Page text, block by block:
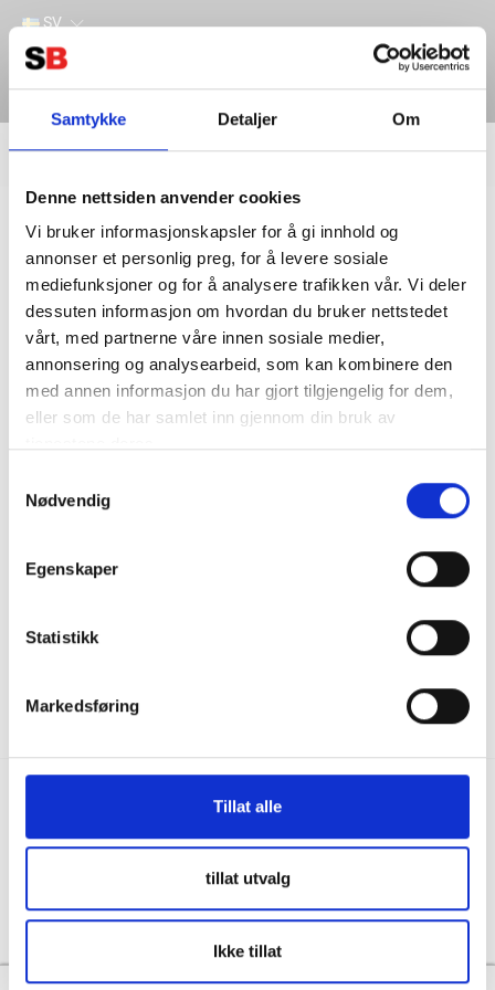
Samtykke Detaljer Om
Denne nettsiden anvender cookies
Vi bruker informasjonskapsler for å gi innhold og
annonser et personlig preg, for å levere sosiale
mediefunksjoner og for å analysere trafikken vår. Vi deler
dessuten informasjon om hvordan du bruker nettstedet
vårt, med partnerne våre innen sosiale medier,
annonsering og analysearbeid, som kan kombinere den
med annen informasjon du har gjort tilgjengelig for dem,
eller som de har samlet inn gjennom din bruk av
Nødvendig
Egenskaper
Statistikk
Markedsføring
Tillat alle
tillat utvalg
Ikke tillat
SV
Filter Lager
036122078
Sweden
info@skanbatt.se
Information för återförsäljare
Hållbarhet och samhällsansvar
Försäljnings- och leveransvillkor
Copyright © Skandinavisk Batteriimport Sverige AB, 2026